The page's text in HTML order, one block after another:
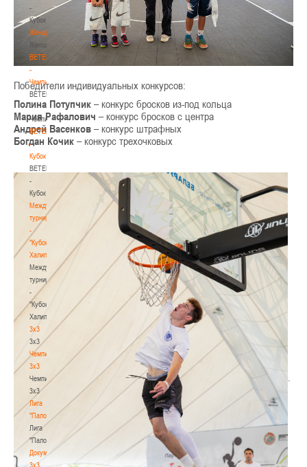
-
Кубок
Женщины
Женщины
BETERA
-
Чемпионат
BETERA
-
Чемпионат
BETERA
-
Кубок
BETERA
-
Кубок
Международный
турнир
-
"Кубок
Халипского"
Международный
турнир
-
"Кубок
Халипского"
3x3
3x3
Чемпионат
3х3
Чемпионат
3х3
Лига
"Палова"
Лига
"Палова"
Документы
3х3
Победители индивидуальных конкурсов:
Полина Потупчик – конкурс бросков из-под кольца
Мария Рафалович – конкурс бросков с центра
Андрей Васенков – конкурс штрафных
Богдан Кочик – конкурс трехочковых